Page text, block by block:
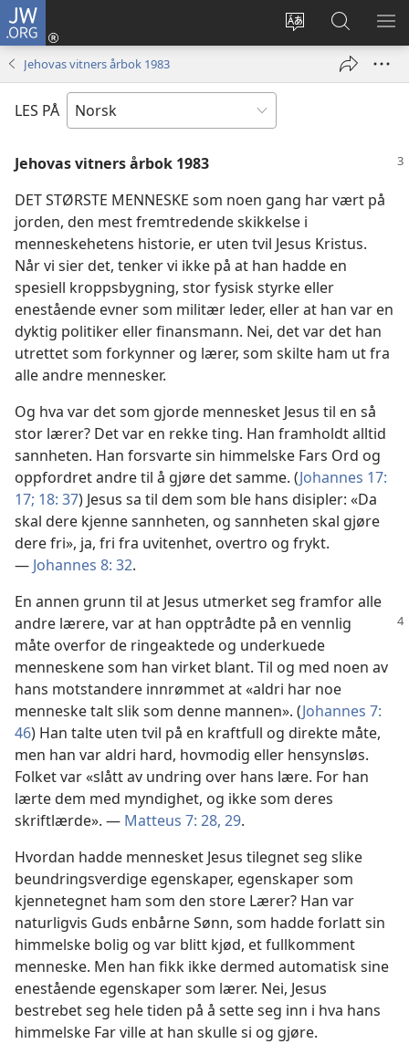
JW.ORG
Endre
Logg
inn
vindu)
Søk
på
JW.ORG
VIS
Jehovas vitners årbok 1983
LES PÅ
Jehovas vitners årbok 1983
DET STØRSTE MENNESKE som noen gang har vært på
jorden, den mest fremtredende skikkelse i
menneskehetens historie, er uten tvil Jesus Kristus.
Når vi sier det, tenker vi ikke på at han hadde en
spesiell kroppsbygning, stor fysisk styrke eller
enestående evner som militær leder, eller at han var en
dyktig politiker eller finansmann. Nei, det var det han
utrettet som forkynner og lærer, som skilte ham ut fra
alle andre mennesker.
Og hva var det som gjorde mennesket Jesus til en så
stor lærer? Det var en rekke ting. Han framholdt alltid
sannheten. Han forsvarte sin himmelske Fars Ord og
oppfordret andre til å gjøre det samme. (Johannes 17:
17; 18: 37) Jesus sa til dem som ble hans disipler: «Da
skal dere kjenne sannheten, og sannheten skal gjøre
dere fri», ja, fri fra uvitenhet, overtro og frykt.
— Johannes 8: 32.
En annen grunn til at Jesus utmerket seg framfor alle
andre lærere, var at han opptrådte på en vennlig
måte overfor de ringeaktede og underkuede
menneskene som han virket blant. Til og med noen av
hans motstandere innrømmet at «aldri har noe
menneske talt slik som denne mannen». (Johannes 7:
46) Han talte uten tvil på en kraftfull og direkte måte,
men han var aldri hard, hovmodig eller hensynsløs.
Folket var «slått av undring over hans lære. For han
lærte dem med myndighet, og ikke som deres
skriftlærde». — Matteus 7: 28, 29.
Hvordan hadde mennesket Jesus tilegnet seg slike
beundringsverdige egenskaper, egenskaper som
kjennetegnet ham som den store Lærer? Han var
naturligvis Guds enbårne Sønn, som hadde forlatt sin
himmelske bolig og var blitt kjød, et fullkomment
menneske. Men han fikk ikke dermed automatisk sine
enestående egenskaper som lærer. Nei, Jesus
bestrebet seg hele tiden på å sette seg inn i hva hans
himmelske Far ville at han skulle si og gjøre.